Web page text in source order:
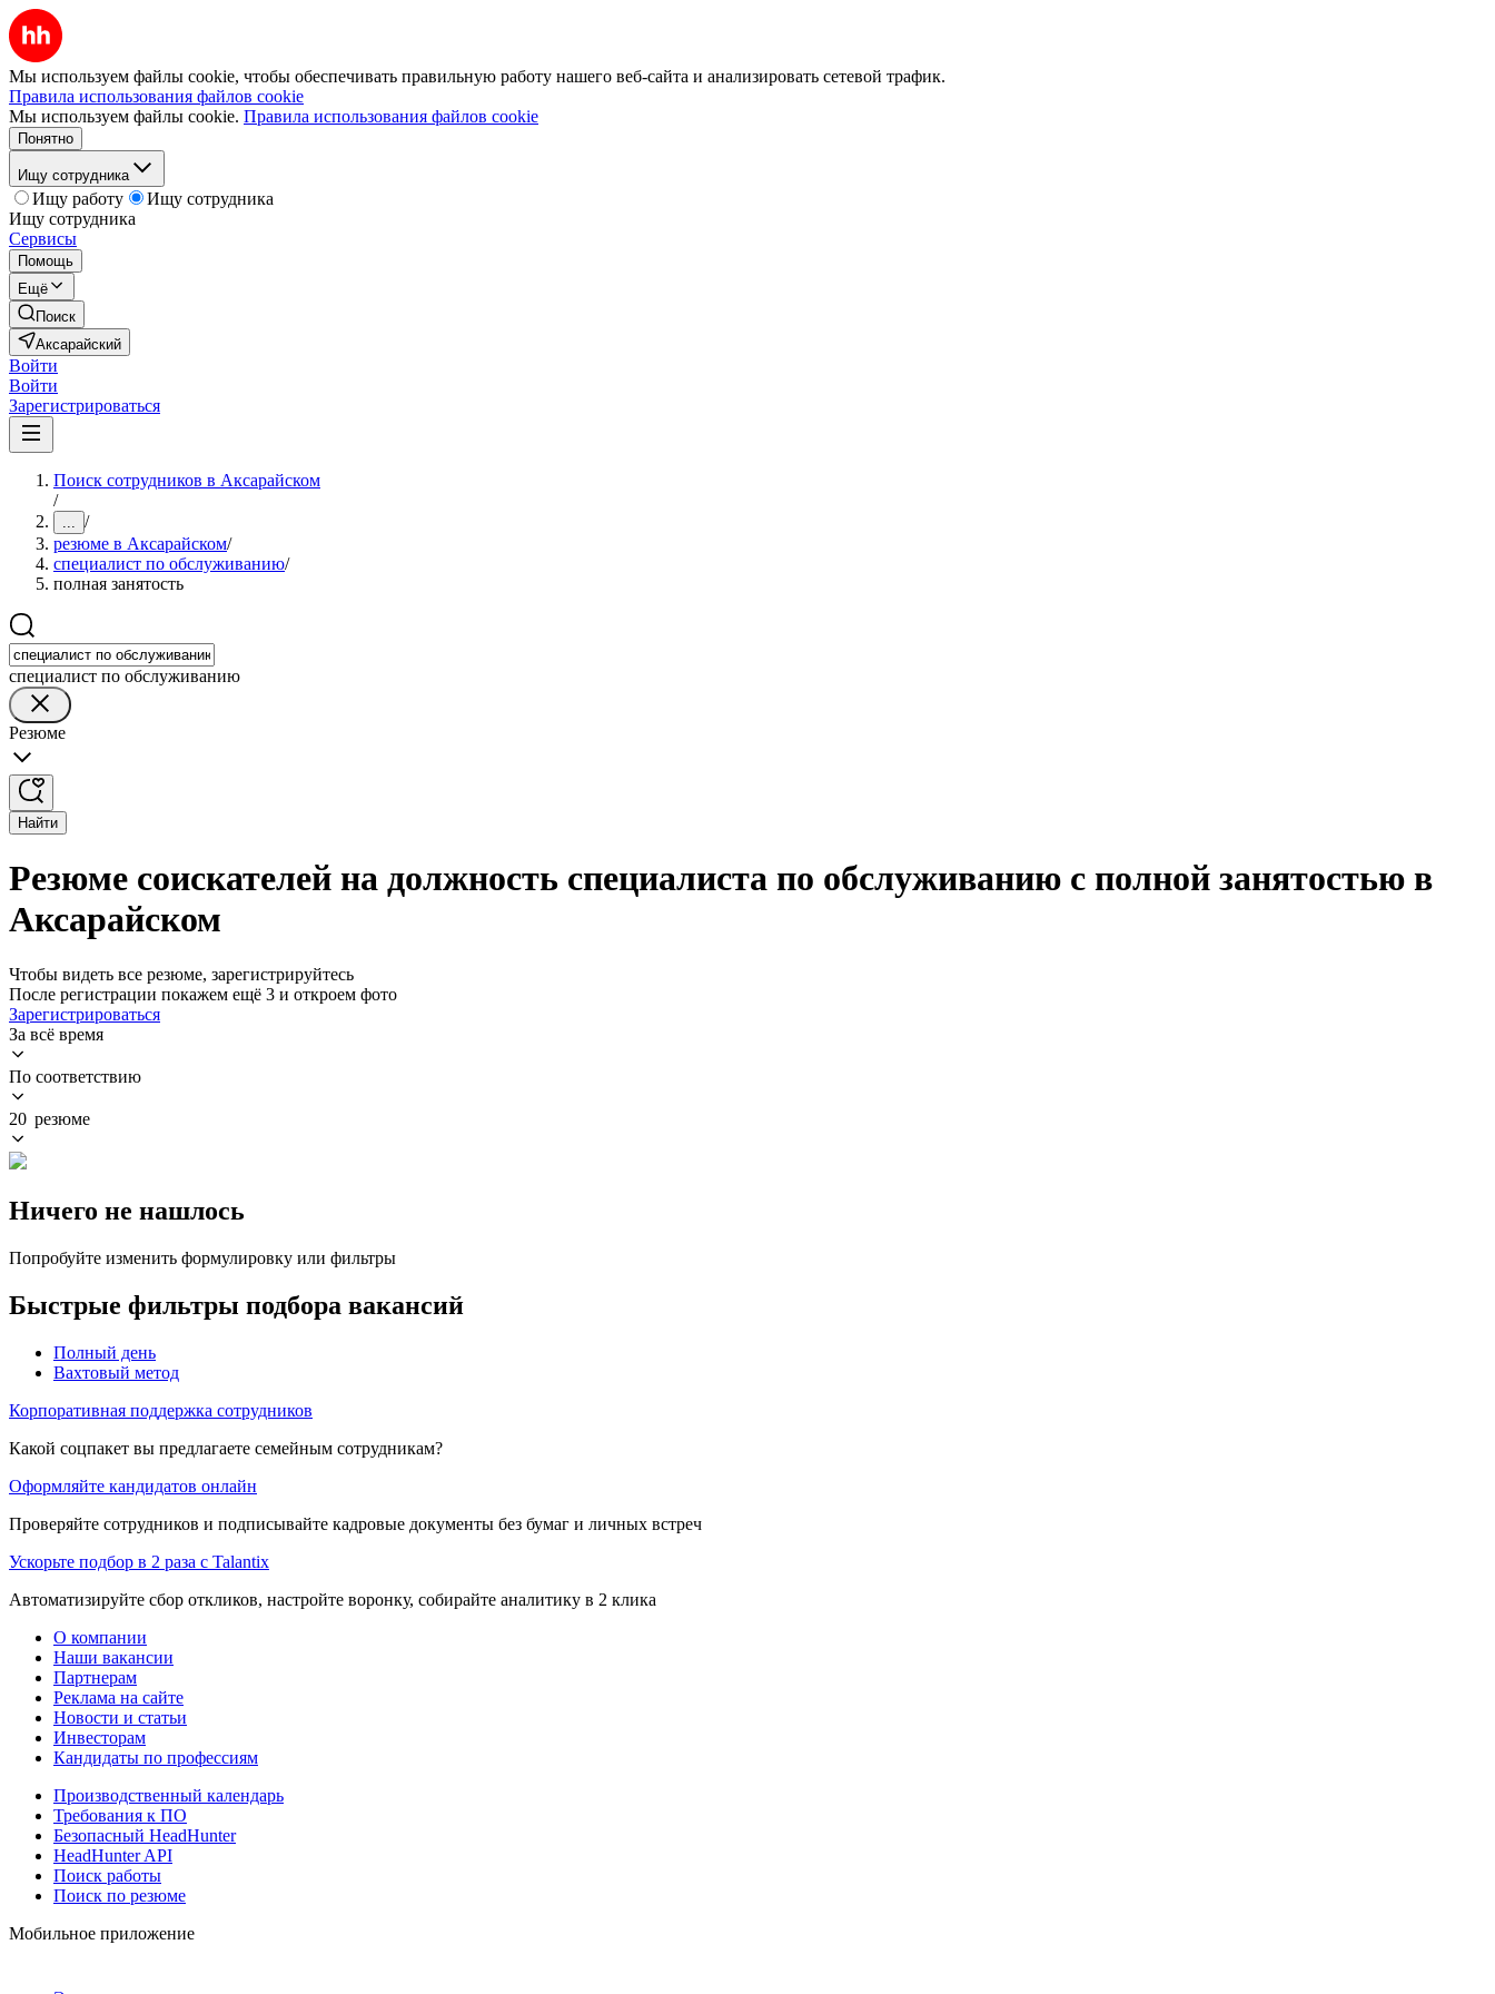
Мы используем файлы cookie, чтобы обеспечивать правильную работу нашего веб-сайта и анализировать сетевой трафик.
Правила использования файлов cookie
Мы используем файлы cookie. Правила использования файлов cookie
Понятно
Ищу сотрудника
Ищу работу
Ищу сотрудника
Ищу сотрудника
Сервисы
Помощь
Ещё
Поиск
Аксарайский
Войти
Войти
Зарегистрироваться
Поиск сотрудников в Аксарайском
/
... /
резюме в Аксарайском/
специалист по обслуживанию/
полная занятость
специалист по обслуживанию
Резюме
Найти
Резюме соискателей на должность специалиста по обслуживанию с полной занятостью в
Аксарайском
Чтобы видеть все резюме, зарегистрируйтесь
После регистрации покажем ещё 3 и откроем фото
Зарегистрироваться
За всё время
По соответствию
20 резюме
Ничего не нашлось
Попробуйте изменить формулировку или фильтры
Быстрые фильтры подбора вакансий
Полный день
Вахтовый метод
Корпоративная поддержка сотрудников
Какой соцпакет вы предлагаете семейным сотрудникам?
Оформляйте кандидатов онлайн
Проверяйте сотрудников и подписывайте кадровые документы без бумаг и личных встреч
Ускорьте подбор в 2 раза с Talantix
Автоматизируйте сбор откликов, настройте воронку, собирайте аналитику в 2 клика
О компании
Наши вакансии
Партнерам
Реклама на сайте
Новости и статьи
Инвесторам
Кандидаты по профессиям
Производственный календарь
Требования к ПО
Безопасный HeadHunter
HeadHunter API
Поиск работы
Поиск по резюме
Мобильное приложение